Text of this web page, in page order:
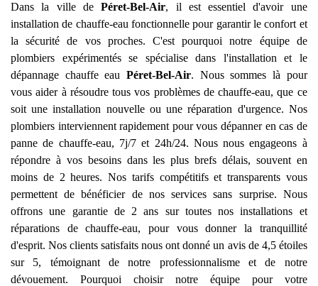
Dans la ville dePéret-Bel-Air, il est essentiel d'avoir une
installation de chauffe-eau fonctionnelle pour garantir le confort et
la sécurité de vos proches. C'est pourquoi notre équipe de
plombiers expérimentés se spécialise dans l'installation et le
dépannage chauffe eauPéret-Bel-Air. Nous sommes là pour
vous aider à résoudre tous vos problèmes de chauffe-eau, que ce
soit une installation nouvelle ou une réparation d'urgence. Nos
plombiers interviennent rapidement pour vous dépanner en cas de
panne de chauffe-eau, 7j/7 et 24h/24. Nous nous engageons à
répondre à vos besoins dans les plus brefs délais, souvent en
moins de 2 heures. Nos tarifs compétitifs et transparents vous
permettent de bénéficier de nos services sans surprise. Nous
offrons une garantie de 2 ans sur toutes nos installations et
réparations de chauffe-eau, pour vous donner la tranquillité
d'esprit. Nos clients satisfaits nous ont donné un avis de 4,5 étoiles
sur 5, témoignant de notre professionnalisme et de notre
dévouement. Pourquoi choisir notre équipe pour votre